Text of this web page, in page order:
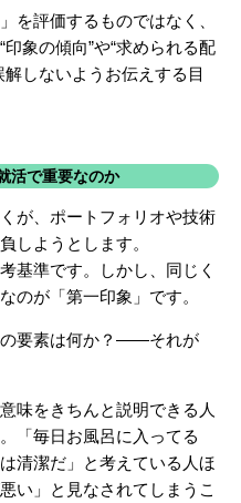
を評価するものではなく、
象の傾向”や“求められる配
しないようお伝えする目
活で重要なのか
が、ポートフォリオや技術
しようとします。
基準です。しかし、同じく
のが「第一印象」です。
要素は何か？――それが
味をきちんと説明できる人
「毎日お風呂に入ってる
清潔だ」と考えている人ほ
い」と見なされてしまうこ